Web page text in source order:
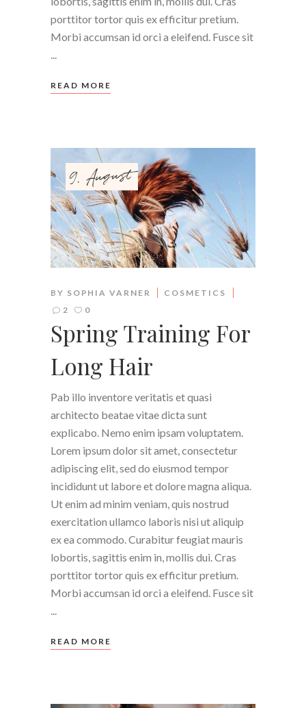
porttitor tortor quis ex efficitur pretium.
Morbi accumsan id orci a eleifend. Fusce sit
READ MORE
9. August
BY SOPHIA VARNER
COSMETICS
2
0
Spring Training For
Long Hair
Pab illo inventore veritatis et quasi
architecto beatae vitae dicta sunt
explicabo. Nemo enim ipsam voluptatem.
Lorem ipsum dolor sit amet, consectetur
adipiscing elit, sed do eiusmod tempor
incididunt ut labore et dolore magna aliqua.
Ut enim ad minim veniam, quis nostrud
exercitation ullamco laboris nisi ut aliquip
ex ea commodo. Curabitur feugiat mauris
lobortis, sagittis enim in, mollis dui. Cras
porttitor tortor quis ex efficitur pretium.
Morbi accumsan id orci a eleifend. Fusce sit
READ MORE